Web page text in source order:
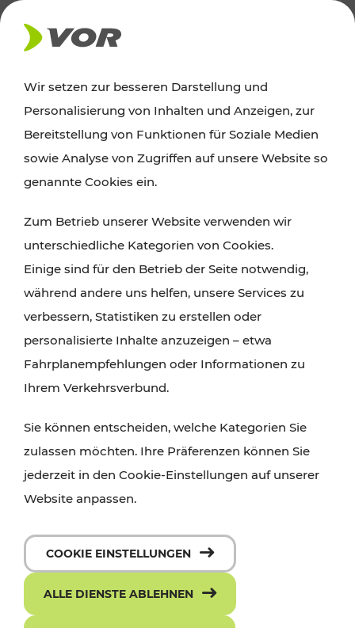
AKTUELLES
Ausflugstipps
Wien, Niederösterreich und das Burgenland
Wanderungen, Kultur und Gastronomie,
Radtouren oder purer Naturgenuss – viele
Attraktionen sind mit den Ticket- und Fahrplan-
Angeboten des VOR gut und schnell erreichbar.
Wir setzen zur besseren Darstellung und
Personalisierung von Inhalten und Anzeigen, zur
Bereitstellung von Funktionen für Soziale Medien
sowie Analyse von Zugriffen auf unsere Website so
genannte Cookies ein.
Zum Betrieb unserer Website verwenden wir
unterschiedliche Kategorien von Cookies.
Einige sind für den Betrieb der Seite notwendig,
während andere uns helfen, unsere Services zu
verbessern, Statistiken zu erstellen oder
personalisierte Inhalte anzuzeigen – etwa
Fahrplanempfehlungen oder Informationen zu
Ihrem Verkehrsverbund.
Sie können entscheiden, welche Kategorien Sie
zulassen möchten. Ihre Präferenzen können Sie
jederzeit in den Cookie-Einstellungen auf unserer
Website anpassen.
COOKIE EINSTELLUNGEN
ALLE DIENSTE ABLEHNEN